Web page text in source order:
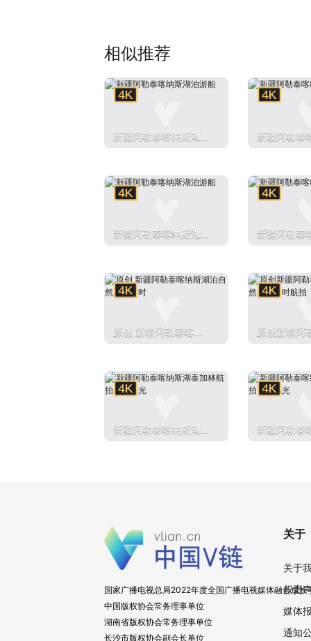
相似推荐
新疆阿勒泰喀纳斯湖泊
新疆阿勒泰
新疆阿勒泰喀纳斯湖泊
新疆阿勒泰
原创 新疆阿勒泰喀纳
原创新疆阿
新疆阿勒泰喀纳斯湖泰
新疆阿勒泰
国家广播电视总局2022年度全国广播电视媒体融合成长
中国版权协会常务理事单位
湖南省版权协会常务理事单位
长沙市版权协会副会长单位
关于
关于
权责
媒体
通知